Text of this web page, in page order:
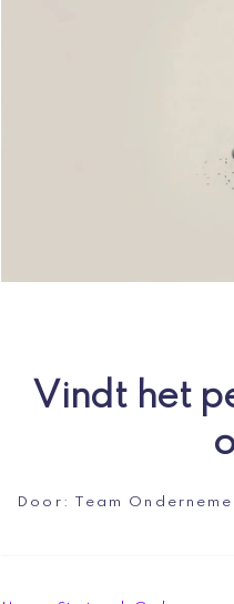
Vindt het
Door: Team